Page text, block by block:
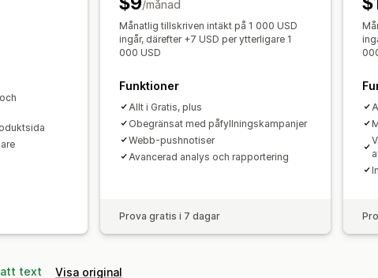
/månad
Månatlig tillskriven intäkt på 1 000 USD
ingår, därefter +7 USD per ytterligare 1
000 USD
Funktioner
Allt i Gratis, plus
Obegränsat med påfyllningskampanjer
Webb-pushnotiser
Avancerad analys och rapportering
Prova gratis i 7 dagar
text Visa original